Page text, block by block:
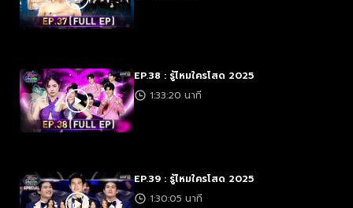
EP.38 : รู้ไหมใครโสด 2025
1:33:20 นาที
EP.39 : รู้ไหมใครโสด 2025
1:30:05 นาที